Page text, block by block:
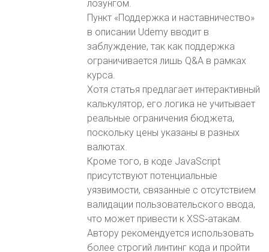
лозунгом.
Пункт «Поддержка и наставничество»
в описании Udemy вводит в
заблуждение, так как поддержка
ограничивается лишь Q&A в рамках
курса.
Хотя статья предлагает интерактивный
калькулятор, его логика не учитывает
реальные ограничения бюджета,
поскольку цены указаны в разных
валютах.
Кроме того, в коде JavaScript
присутствуют потенциальные
уязвимости, связанные с отсутствием
валидации пользовательского ввода,
что может привести к XSS‑атакам.
Автору рекомендуется использовать
более строгий линтинг кода и пройти